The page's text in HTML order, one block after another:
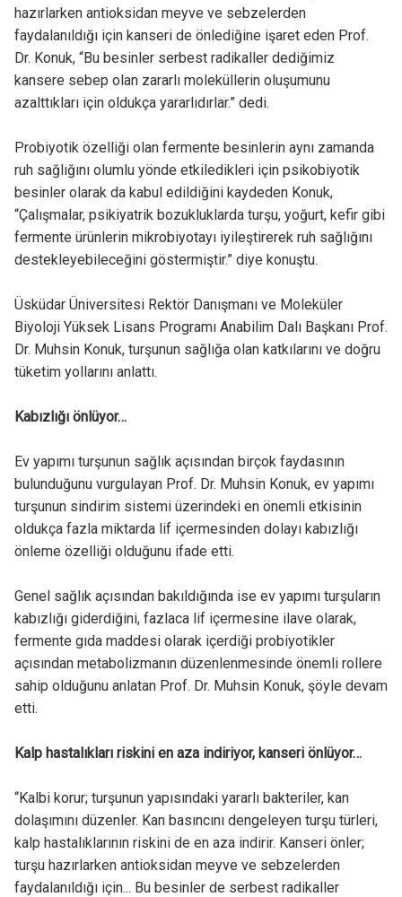
hazırlarken antioksidan meyve ve sebzelerden
faydalanıldığı için kanseri de önlediğine işaret eden Prof.
Dr. Konuk, “Bu besinler serbest radikaller dediğimiz
kansere sebep olan zararlı moleküllerin oluşumunu
azalttıkları için oldukça yararlıdırlar.” dedi.
Probiyotik özelliği olan fermente besinlerin aynı zamanda
ruh sağlığını olumlu yönde etkiledikleri için psikobiyotik
besinler olarak da kabul edildiğini kaydeden Konuk,
“Çalışmalar, psikiyatrik bozukluklarda turşu, yoğurt, kefir gibi
fermente ürünlerin mikrobiyotayı iyileştirerek ruh sağlığını
destekleyebileceğini göstermiştir.” diye konuştu.
Üsküdar Üniversitesi Rektör Danışmanı ve Moleküler
Biyoloji Yüksek Lisans Programı Anabilim Dalı Başkanı Prof.
Dr. Muhsin Konuk, turşunun sağlığa olan katkılarını ve doğru
tüketim yollarını anlattı.
Kabızlığı önlüyor…
Ev yapımı turşunun sağlık açısından birçok faydasının
bulunduğunu vurgulayan Prof. Dr. Muhsin Konuk, ev yapımı
turşunun sindirim sistemi üzerindeki en önemli etkisinin
oldukça fazla miktarda lif içermesinden dolayı kabızlığı
önleme özelliği olduğunu ifade etti.
Genel sağlık açısından bakıldığında ise ev yapımı turşuların
kabızlığı giderdiğini, fazlaca lif içermesine ilave olarak,
fermente gıda maddesi olarak içerdiği probiyotikler
açısından metabolizmanın düzenlenmesinde önemli rollere
sahip olduğunu anlatan Prof. Dr. Muhsin Konuk, şöyle devam
etti.
Kalp hastalıkları riskini en aza indiriyor, kanseri önlüyor…
“Kalbi korur; turşunun yapısındaki yararlı bakteriler, kan
dolaşımını düzenler. Kan basıncını dengeleyen turşu türleri,
kalp hastalıklarının riskini de en aza indirir. Kanseri önler;
turşu hazırlarken antioksidan meyve ve sebzelerden
faydalanıldığı için... Bu besinler de serbest radikaller